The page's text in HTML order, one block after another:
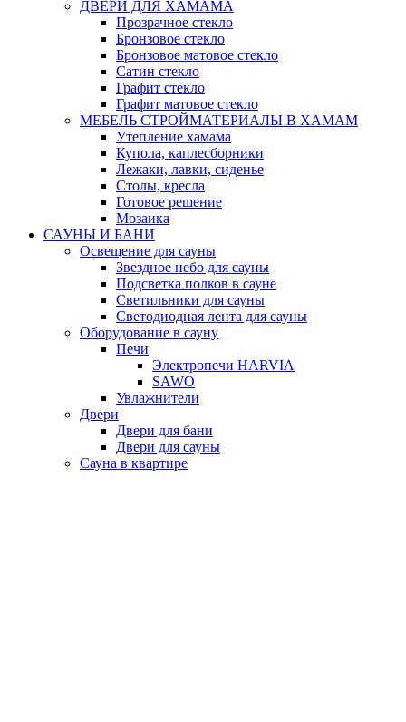
ДВЕРИ ДЛЯ ХАМАМА
Прозрачное стекло
Бронзовое стекло
Бронзовое матовое стекло
Сатин стекло
Графит стекло
Графит матовое стекло
МЕБЕЛЬ СТРОЙМАТЕРИАЛЫ В ХАМАМ
Утепление хамама
Купола, каплесборники
Лежаки, лавки, сиденье
Столы, кресла
Готовое решение
Мозаика
САУНЫ И БАНИ
Освещение для сауны
Звездное небо для сауны
Подсветка полков в сауне
Светильники для сауны
Светодиодная лента для сауны
Оборудование в сауну
Печи
Электропечи HARVIA
SAWO
Увлажнители
Двери
Двери для бани
Двери для сауны
Сауна в квартире